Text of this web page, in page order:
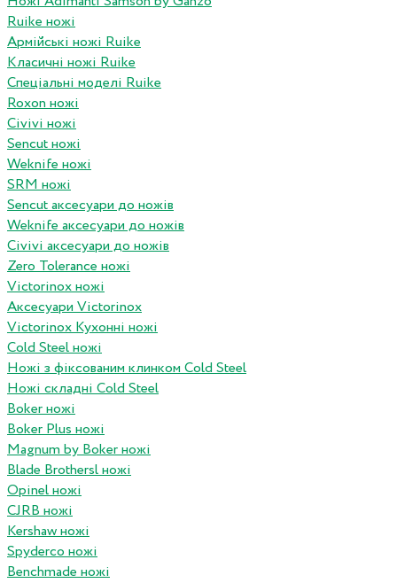
Ruike ножі
Армійські ножі Ruike
Класичні ножі Ruike
Спеціальні моделі Ruike
Roxon ножi
Civivi ножі
Sencut ножі
Weknife ножі
SRM ножі
Sencut аксесуари до ножів
Weknife аксесуари до ножів
Civivi аксесуари до ножів
Zero Tolerance ножі
Victorinox ножі
Аксесуари Victorinox
Victorinox Кухонні ножі
Cold Steel ножі
Ножі з фіксованим клинком Cold Steel
Ножі складні Cold Steel
Boker ножі
Boker Plus ножі
Magnum by Boker ножі
Blade Brothersl ножі
Opinel ножі
CJRB ножі
Kershaw ножі
Spyderco ножі
Benchmade ножі